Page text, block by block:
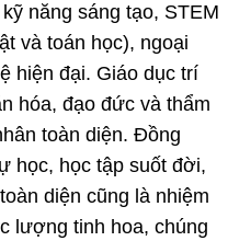
năng sáng tạo, STEM
và toán học), ngoại
hiện đại. Giáo dục trí
hóa, đạo đức và thẩm
toàn diện. Đồng
học, học tập suốt đời,
diện cũng là nhiệm
lượng tinh hoa, chúng